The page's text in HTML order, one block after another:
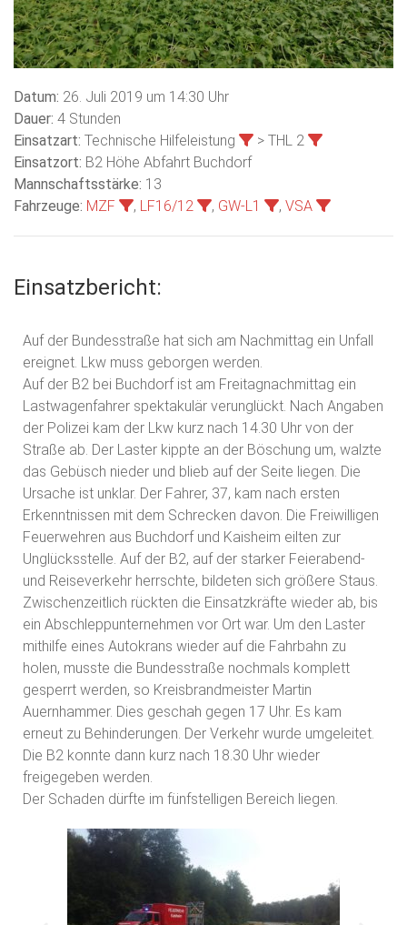
Datum: 26. Juli 2019 um 14:30 Uhr
Dauer: 4 Stunden
Einsatzart: Technische Hilfeleistung
> THL 2
Einsatzort: B2 Höhe Abfahrt Buchdorf
Mannschaftsstärke: 13
Fahrzeuge: MZF , LF16/12 , GW-L1 , VSA
Einsatzbericht:
Auf der Bundesstraße hat sich am Nachmittag ein Unfall
ereignet. Lkw muss geborgen werden.
Auf der B2 bei Buchdorf ist am Freitagnachmittag ein
Lastwagenfahrer spektakulär verunglückt. Nach Angaben
der Polizei kam der Lkw kurz nach 14.30 Uhr von der
Straße ab. Der Laster kippte an der Böschung um, walzte
das Gebüsch nieder und blieb auf der Seite liegen. Die
Ursache ist unklar. Der Fahrer, 37, kam nach ersten
Erkenntnissen mit dem Schrecken davon. Die Freiwilligen
Feuerwehren aus Buchdorf und Kaisheim eilten zur
Unglücksstelle. Auf der B2, auf der starker Feierabend-
und Reiseverkehr herrschte, bildeten sich größere Staus.
Zwischenzeitlich rückten die Einsatzkräfte wieder ab, bis
ein Abschleppunternehmen vor Ort war. Um den Laster
mithilfe eines Autokrans wieder auf die Fahrbahn zu
holen, musste die Bundesstraße nochmals komplett
gesperrt werden, so Kreisbrandmeister Martin
Auernhammer. Dies geschah gegen 17 Uhr. Es kam
erneut zu Behinderungen. Der Verkehr wurde umgeleitet.
Die B2 konnte dann kurz nach 18.30 Uhr wieder
freigegeben werden.
Der Schaden dürfte im fünfstelligen Bereich liegen.